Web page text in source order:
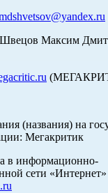
Швецов Максим
(названия) на
Мегакритик
в информационно-
сети «Интернет»